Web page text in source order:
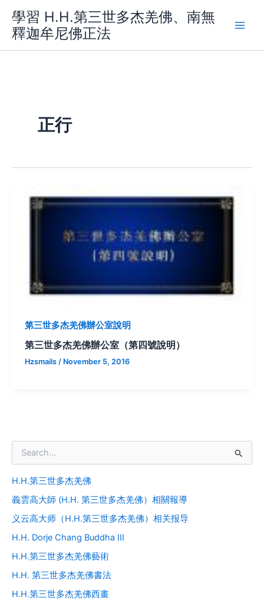
content
學習 H.H.第三世多杰羌佛、南無
釋迦牟尼佛正法
正行
第三世多杰羌佛辦公室說明
第三世多杰羌佛辦公室（第四號說明）
Hzsmails / November 5, 2016
r
h
f
r
:
H.H.第三世多杰羌佛
義雲高大師 (H.H. 第三世多杰羌佛）相關報導
义云高大师（H.H.第三世多杰羌佛）相关报导
H.H. Dorje Chang Buddha III
H.H.第三世多杰羌佛藝術
H.H. 第三世多杰羌佛書法
H.H.第三世多杰羌佛西畫